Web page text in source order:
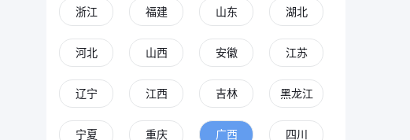
浙江 福建 山东 湖北
河北 山西 安徽 江苏
辽宁 江西 吉林 黑龙江
宁夏 重庆 广西 四川